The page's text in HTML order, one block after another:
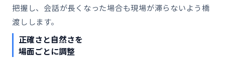
把握し、会話が長くなった場合も現場が滞らないよう橋
渡しします。
正確さと自然さを
場面ごとに調整